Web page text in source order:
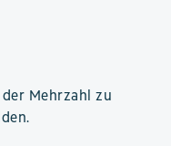
Mehrzahl zu